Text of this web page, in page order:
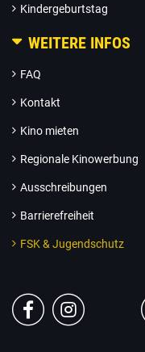
Kindergeburtstag
WEITERE INFOS
FAQ
Kontakt
Kino mieten
Regionale Kinowerbung
Ausschreibungen
Barrierefreiheit
FSK & Jugendschutz